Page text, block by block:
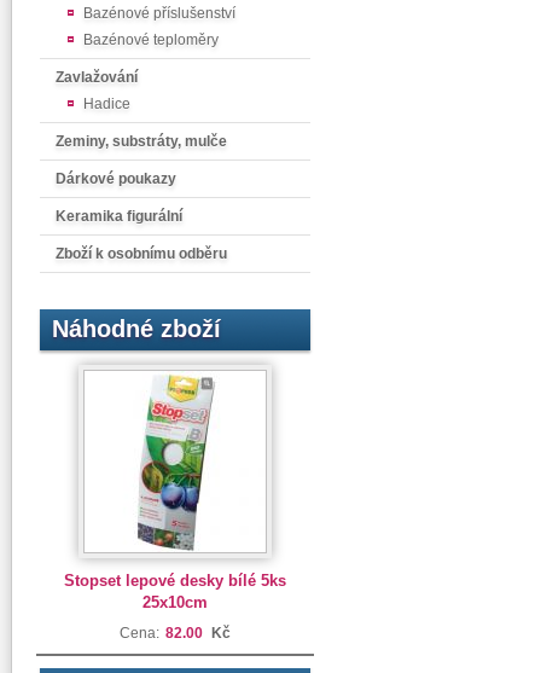
Bazénové příslušenství
Bazénové teploměry
Zavlažování
Hadice
Zeminy, substráty, mulče
Dárkové poukazy
Keramika figurální
Zboží k osobnímu odběru
Náhodné zboží
Stopset lepové desky bílé 5ks
25x10cm
Cena: 82.00 Kč